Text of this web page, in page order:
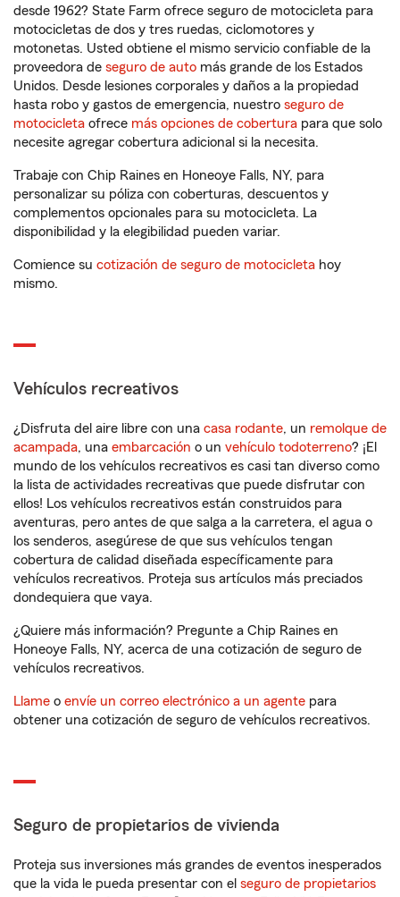
desde 1962? State Farm ofrece seguro de motocicleta para
motocicletas de dos y tres ruedas, ciclomotores y
motonetas. Usted obtiene el mismo servicio confiable de la
proveedora de seguro de auto más grande de los Estados
Unidos. Desde lesiones corporales y daños a la propiedad
hasta robo y gastos de emergencia, nuestro seguro de
motocicleta ofrece más opciones de cobertura para que solo
necesite agregar cobertura adicional si la necesita.
Trabaje con Chip Raines en Honeoye Falls, NY, para
personalizar su póliza con coberturas, descuentos y
complementos opcionales para su motocicleta. La
disponibilidad y la elegibilidad pueden variar.
Comience su cotización de seguro de motocicleta hoy
mismo.
Vehículos recreativos
¿Disfruta del aire libre con una casa rodante, un remolque de
acampada, una embarcación o un vehículo todoterreno? ¡El
mundo de los vehículos recreativos es casi tan diverso como
la lista de actividades recreativas que puede disfrutar con
ellos! Los vehículos recreativos están construidos para
aventuras, pero antes de que salga a la carretera, el agua o
los senderos, asegúrese de que sus vehículos tengan
cobertura de calidad diseñada específicamente para
vehículos recreativos. Proteja sus artículos más preciados
dondequiera que vaya.
¿Quiere más información? Pregunte a Chip Raines en
Honeoye Falls, NY, acerca de una cotización de seguro de
vehículos recreativos.
Llame o envíe un correo electrónico a un agente para
obtener una cotización de seguro de vehículos recreativos.
Seguro de propietarios de vivienda
Proteja sus inversiones más grandes de eventos inesperados
que la vida le pueda presentar con el seguro de propietarios